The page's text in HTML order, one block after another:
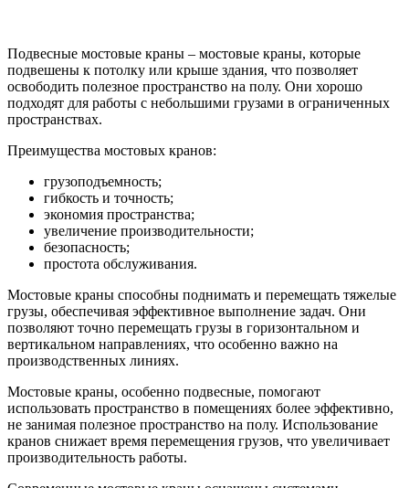
Подвесные мостовые краны – мостовые краны, которые
подвешены к потолку или крыше здания, что позволяет
освободить полезное пространство на полу. Они хорошо
подходят для работы с небольшими грузами в ограниченных
пространствах.
Преимущества мостовых кранов:
грузоподъемность;
гибкость и точность;
экономия пространства;
увеличение производительности;
безопасность;
простота обслуживания.
Мостовые краны способны поднимать и перемещать тяжелые
грузы, обеспечивая эффективное выполнение задач. Они
позволяют точно перемещать грузы в горизонтальном и
вертикальном направлениях, что особенно важно на
производственных линиях.
Мостовые краны, особенно подвесные, помогают
использовать пространство в помещениях более эффективно,
не занимая полезное пространство на полу. Использование
кранов снижает время перемещения грузов, что увеличивает
производительность работы.